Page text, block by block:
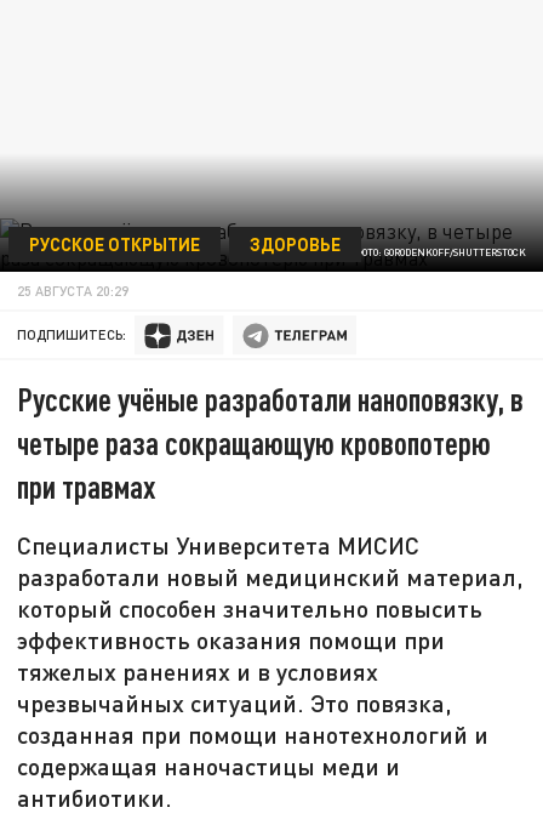
ФОТО: GORODENKOFF/SHUTTERSTOCK
РУССКОЕ ОТКРЫТИЕ ЗДОРОВЬЕ
25 АВГУСТА 20:29
ПОДПИШИТЕСЬ:
Русские учёные разработали наноповязку, в
четыре раза сокращающую кровопотерю
при травмах
Специалисты Университета МИСИС
разработали новый медицинский материал,
который способен значительно повысить
эффективность оказания помощи при
тяжелых ранениях и в условиях
чрезвычайных ситуаций. Это повязка,
созданная при помощи нанотехнологий и
содержащая наночастицы меди и
антибиотики.